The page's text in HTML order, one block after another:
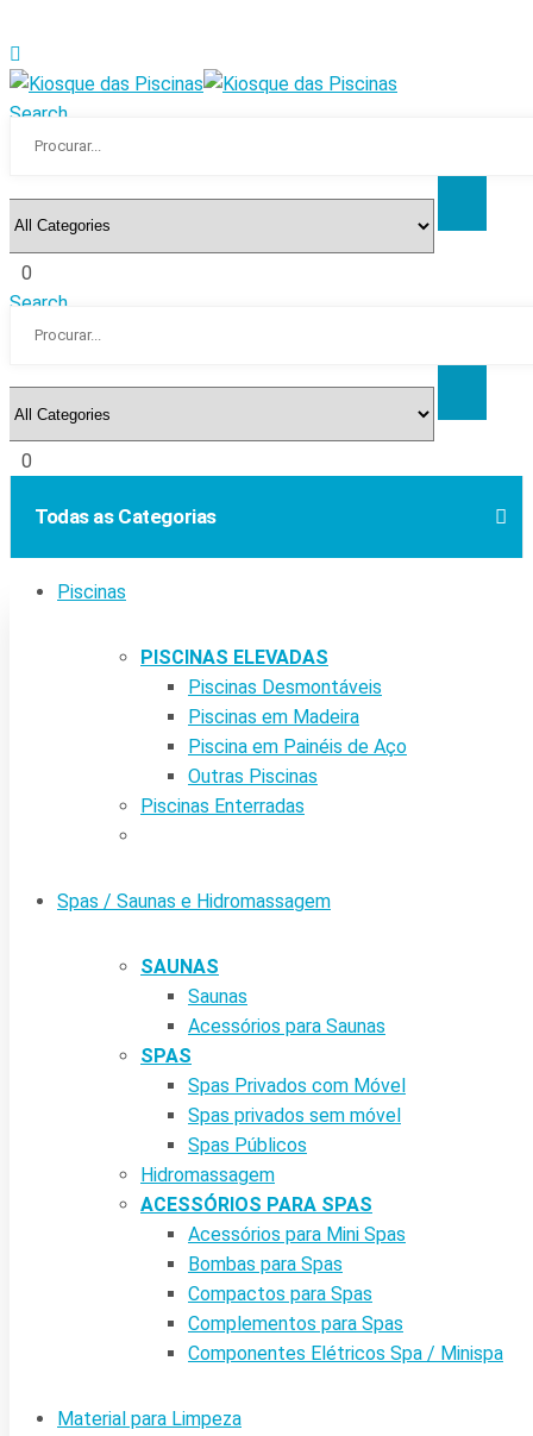
Search
0
Search
0
Todas as Categorias
Piscinas
PISCINAS ELEVADAS
Piscinas Desmontáveis
Piscinas em Madeira
Piscina em Painéis de Aço
Outras Piscinas
Piscinas Enterradas
Spas / Saunas e Hidromassagem
SAUNAS
Saunas
Acessórios para Saunas
SPAS
Spas Privados com Móvel
Spas privados sem móvel
Spas Públicos
Hidromassagem
ACESSÓRIOS PARA SPAS
Acessórios para Mini Spas
Bombas para Spas
Compactos para Spas
Complementos para Spas
Componentes Elétricos Spa / Minispa
Material para Limpeza